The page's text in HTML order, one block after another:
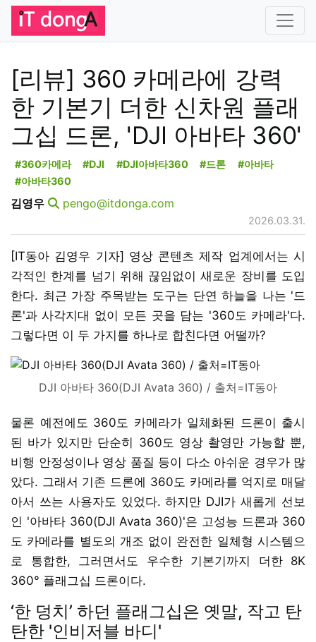
[리뷰] 360 카메라에 강력
한 기본기 더한 신차원 플래
그십 드론, 'DJI 아바타 360'
#360카메라 #DJI #DJI아바타360 #드론
#아바타
#아바타360
김영우 pengo@itdonga.com
2026.03.31.
[IT동아 김영우 기자] 영상 콘텐츠 제작 업계에서는 시
각적인 한계를 넘기 위해 끊임없이 새로운 장비를 도입
한다. 최근 가장 주목받는 도구는 단연 하늘을 나는 '드
론'과 사각지대 없이 모든 곳을 담는 '360도 카메라'다.
그렇다면 이 두 가지를 하나로 합친다면 어떨까?
DJI 아바타 360(DJI Avata 360) / 출처=IT동아
물론 예전에도 360도 카메라가 일체화된 드론이 출시
된 바가 있지만 단순히 360도 영상 촬영만 가능할 뿐,
비행 안정성이나 영상 품질 등이 다소 아쉬운 경우가 많
았다. 그래서 기존 드론에 360도 카메라를 억지로 매달
아서 쓰는 사용자도 있었다. 하지만 DJI가 새롭게 선보
인 '아바타 360(DJI Avata 360)'은 고성능 드론과 360
도 카메라를 별도의 개조 없이 완전한 일체형 시스템으
로 통합한, 그러면서도 우수한 기본기까지 더한 8K
360° 플래그십 드론이다.
‘한 덩치’ 하던 플래그십은 옛말, 작고 탄
탄한 '인비저블 바디'